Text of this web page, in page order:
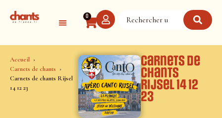
0
Accueil
Carnets de chants
Carnets de chants Rijsel
14 12 23
Carnets de
chants
Rijsel 14 12
23